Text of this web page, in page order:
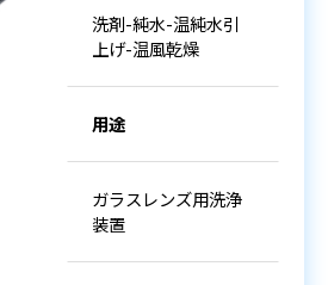
洗剤-純水-温純水引
上げ-温風乾燥
用途
ガラスレンズ用洗浄
装置